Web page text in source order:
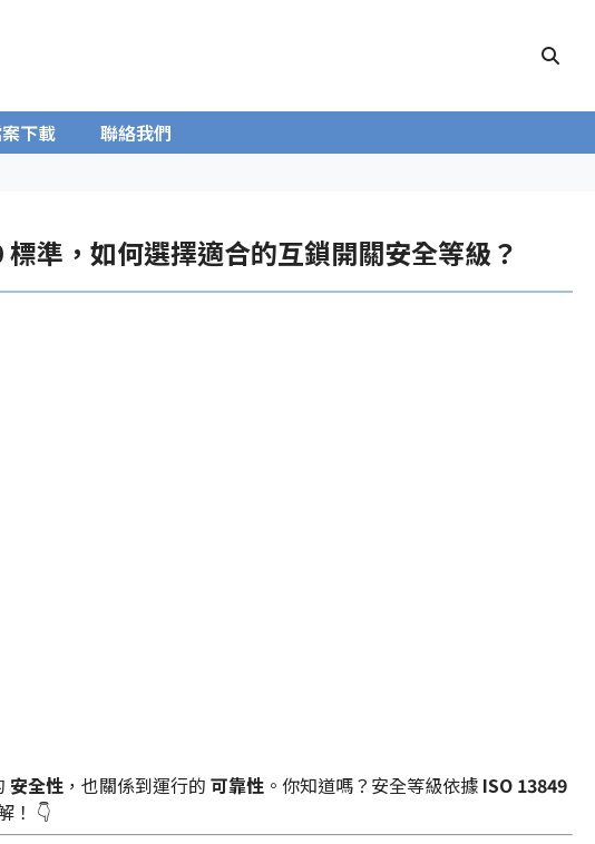
下載 聯絡我們
準，如何選擇適合的互鎖開關安全等級？
安全性 ，也關係到運行的可靠性 。你知道嗎？安全等級依據 ISO 13849
！ 👇